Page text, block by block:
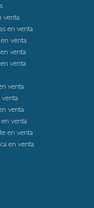
venta
en venta
venta
venta
venta
venta
venta
venta
en venta
en venta